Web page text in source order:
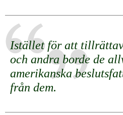
Istället för att
och andra borde de
amerikanska
från dem.